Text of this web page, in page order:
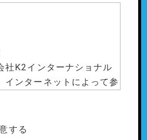
社K2インターナショナル
インターネットによって参
いてから、退会のお申し出
する